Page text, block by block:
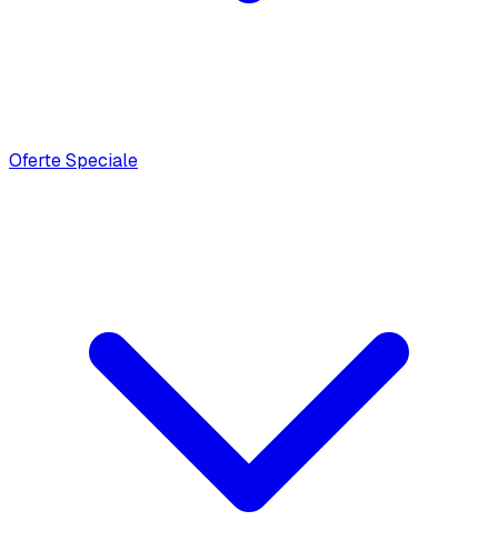
Oferte Speciale